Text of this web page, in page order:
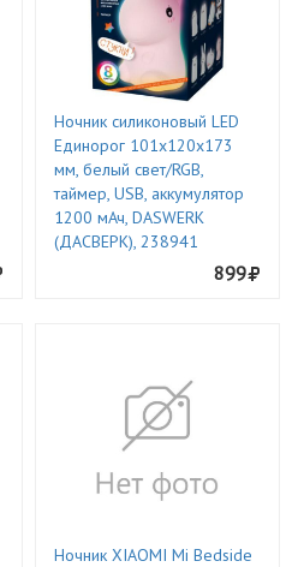
Ночник силиконовый LED
Единорог 101x120x173
мм, белый свет/RGB,
таймер, USB, аккумулятор
1200 мАч, DASWERK
(ДАСВЕРК), 238941
899
Ночник XIAOMI Mi Bedside